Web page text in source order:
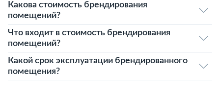
Какова стоимость брендирования
помещений?
Что входит в стоимость брендирования
помещений?
Какой срок эксплуатации брендированного
помещения?